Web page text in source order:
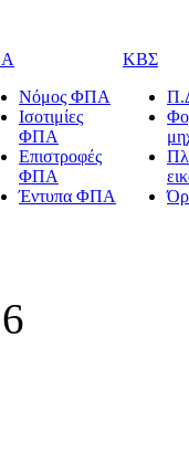
Νόμος ΦΠΑ
Ισοτιμίες
ΦΠΑ
Επιστροφές
ΦΠΑ
Έντυπα ΦΠΑ
ΚΒΣ